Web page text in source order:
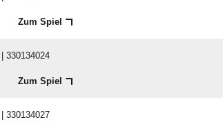
Zum Spiel
330134024
Zum Spiel
330134027